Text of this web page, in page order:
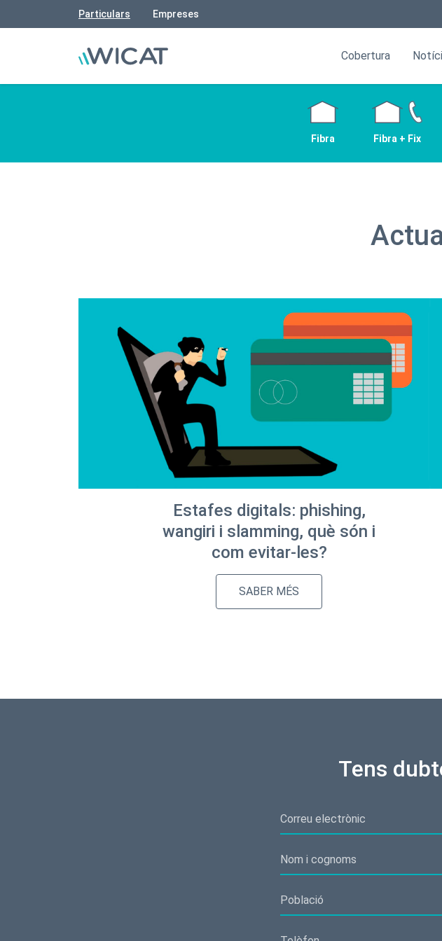
Particulars Empreses
Cobertura
Fibra Fibra + Fix
Estafes digitals: phishing,
wangiri i slamming, què són i
com evitar-les?
SABER MÉS
Tens